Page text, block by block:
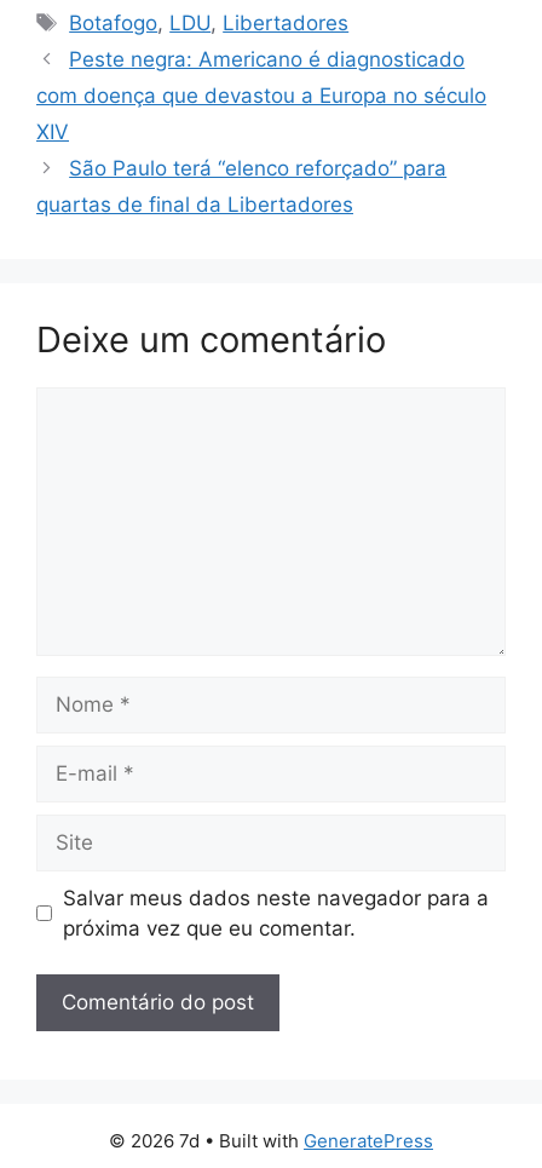
Tags
Botafogo, LDU, Libertadores
Peste negra: Americano é diagnosticado
com doença que devastou a Europa no século
XIV
São Paulo terá “elenco reforçado” para
quartas de final da Libertadores
Deixe um comentário
mail
Salvar meus dados neste navegador para a
próxima vez que eu comentar.
© 2026 7d • Built with GeneratePress